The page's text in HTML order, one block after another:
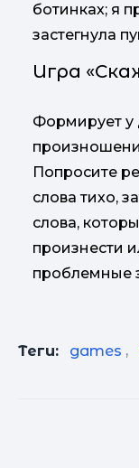
ботинках; я
застегнула
Игра
Формирует у
Попросите
слова тихо,
слова,
произнести
проблемные
Теги: games ,